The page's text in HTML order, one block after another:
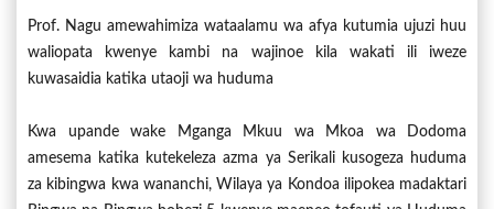
Prof. Nagu amewahimiza wataalamu wa afya kutumia ujuzi huu
waliopata kwenye kambi na wajinoe kila wakati ili iweze
kuwasaidia katika utaoji wa huduma
Kwa upande wake Mganga Mkuu wa Mkoa wa Dodoma
amesema katika kutekeleza azma ya Serikali kusogeza huduma
za kibingwa kwa wananchi, Wilaya ya Kondoa ilipokea madaktari